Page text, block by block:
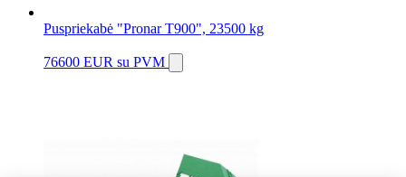
Puspriekabė "Pronar T900", 23500 kg
76600 EUR su PVM